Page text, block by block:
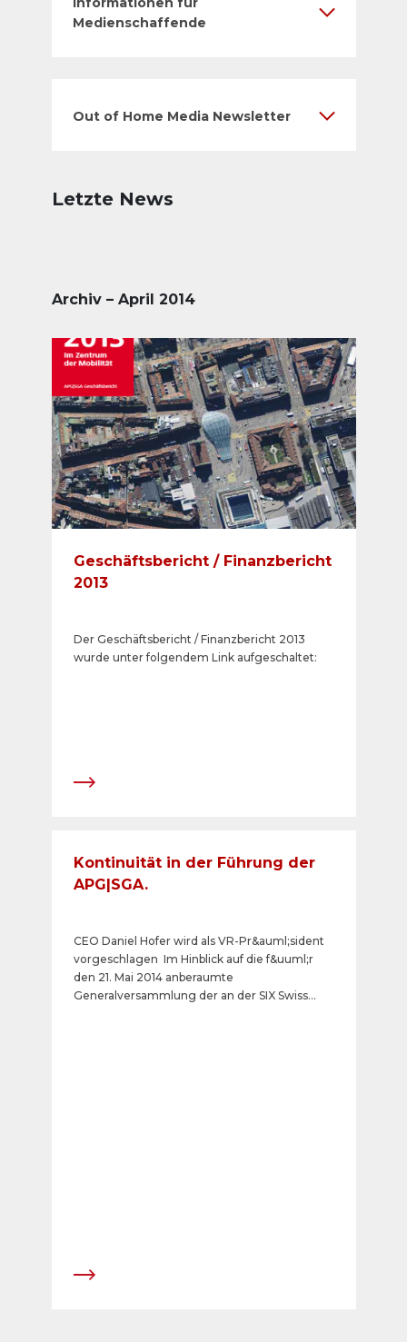
Medienschaffende
Out of Home Media Newsletter
Letzte News
Archiv – April 2014
Geschäftsbericht / Finanzbericht
2013
Der Geschäftsbericht / Finanzbericht 2013
wurde unter folgendem Link aufgeschaltet:
Kontinuität in der Führung der
APG|SGA.
CEO Daniel Hofer wird als VR-Pr&auml;sident
vorgeschlagen Im Hinblick auf die f&uuml;r
den 21. Mai 2014 anberaumte
Generalversammlung der an der SIX Swiss